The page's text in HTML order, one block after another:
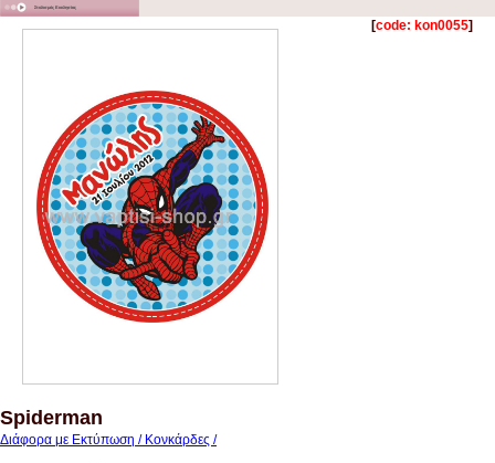
Στολισμός Εκκλησίας
[code: kon0055]
Spiderman
Διάφορα με Εκτύπωση / Κονκάρδες /